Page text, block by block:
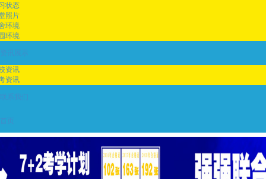
状态
照片
环境
环境
资讯展示
资讯
资讯
联系我们
首页